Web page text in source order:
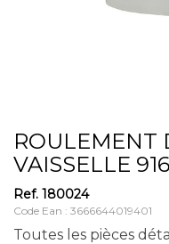
ROULEMENT
VAISSELLE
Ref. 180024
Code Ean : 3666644019401
Toutes les pièces